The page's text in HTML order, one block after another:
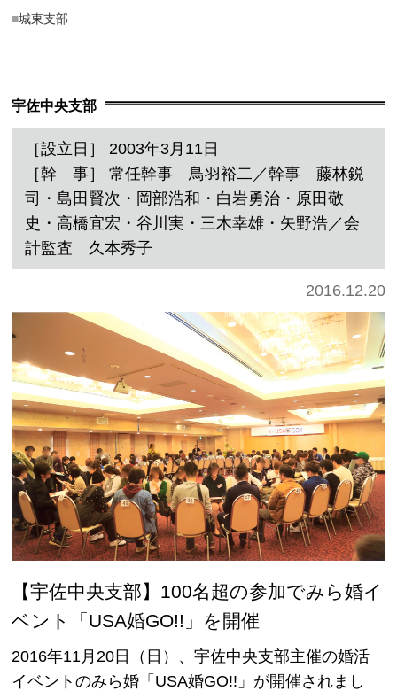
■城東支部
宇佐中央支部
［設立日］ 2003年3月11日
［幹 事］ 常任幹事 鳥羽裕二／幹事 藤林鋭
司・島田賢次・岡部浩和・白岩勇治・原田敬
史・高橋宜宏・谷川実・三木幸雄・矢野浩／会
計監査 久本秀子
2016.12.20
【宇佐中央支部】100名超の参加でみら婚イ
ベント「USA婚GO!!」を開催
2016年11月20日（日）、宇佐中央支部主催の婚活
イベントのみら婚「USA婚GO!!」が開催されまし